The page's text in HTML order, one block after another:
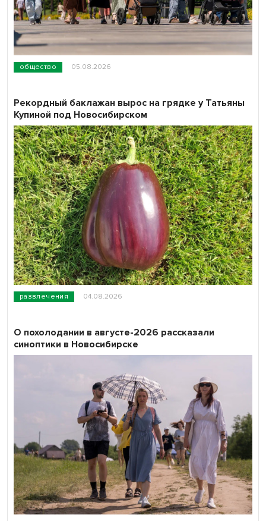
общество 05.08.2026
развлечения 04.08.2026
Рекордный баклажан вырос на грядке у Татьяны
Купиной под Новосибирском
О похолодании в августе-2026 рассказали
синоптики в Новосибирске